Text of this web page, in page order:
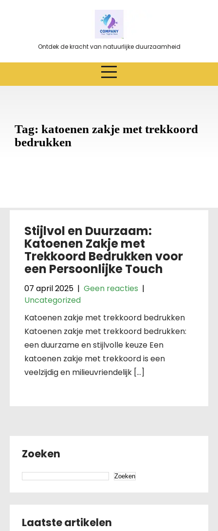
Ontdek de kracht van natuurlijke duurzaamheid
Tag: katoenen zakje met trekkoord
bedrukken
Stijlvol en Duurzaam:
Katoenen Zakje met
Trekkoord Bedrukken voor
een Persoonlijke Touch
07 april 2025 | Geen reacties |
Uncategorized
Katoenen zakje met trekkoord bedrukken
Katoenen zakje met trekkoord bedrukken:
een duurzame en stijlvolle keuze Een
katoenen zakje met trekkoord is een
veelzijdig en milieuvriendelijk […]
Zoeken
Zoeken
Laatste artikelen